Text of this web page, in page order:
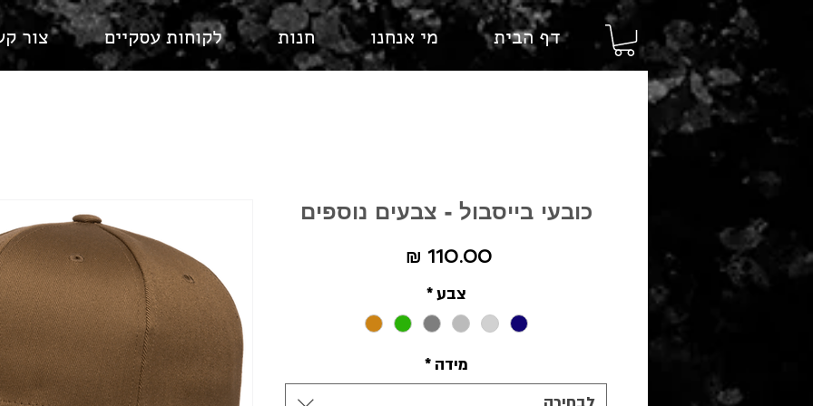
דף הבית מי אנחנו חנות לקוחות עסקיים צור
כובעי בייסבול - צבעים נוספים
‏110.00 ‏₪
צבע*
מידה *